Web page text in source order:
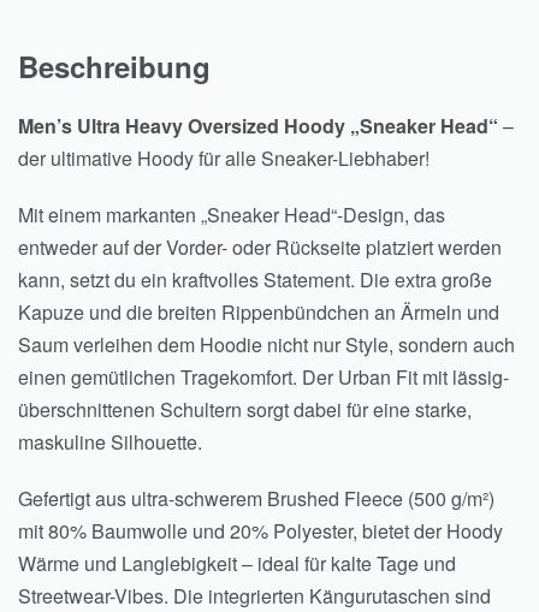
Beschreibung
Men’s Ultra Heavy Oversized Hoody „Sneaker Head“ –
der ultimative Hoody für alle Sneaker-Liebhaber!
Mit einem markanten „Sneaker Head“-Design, das
entweder auf der Vorder- oder Rückseite platziert werden
kann, setzt du ein kraftvolles Statement. Die extra große
Kapuze und die breiten Rippenbündchen an Ärmeln und
Saum verleihen dem Hoodie nicht nur Style, sondern auch
einen gemütlichen Tragekomfort. Der Urban Fit mit lässig-
überschnittenen Schultern sorgt dabei für eine starke,
maskuline Silhouette.
Gefertigt aus ultra-schwerem Brushed Fleece (500 g/m²)
mit 80% Baumwolle und 20% Polyester, bietet der Hoody
Wärme und Langlebigkeit – ideal für kalte Tage und
Streetwear-Vibes. Die integrierten Kängurutaschen sind